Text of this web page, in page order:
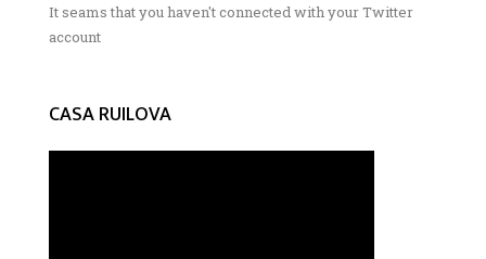
It seams that you haven't connected with your Twitter
account
CASA RUILOVA